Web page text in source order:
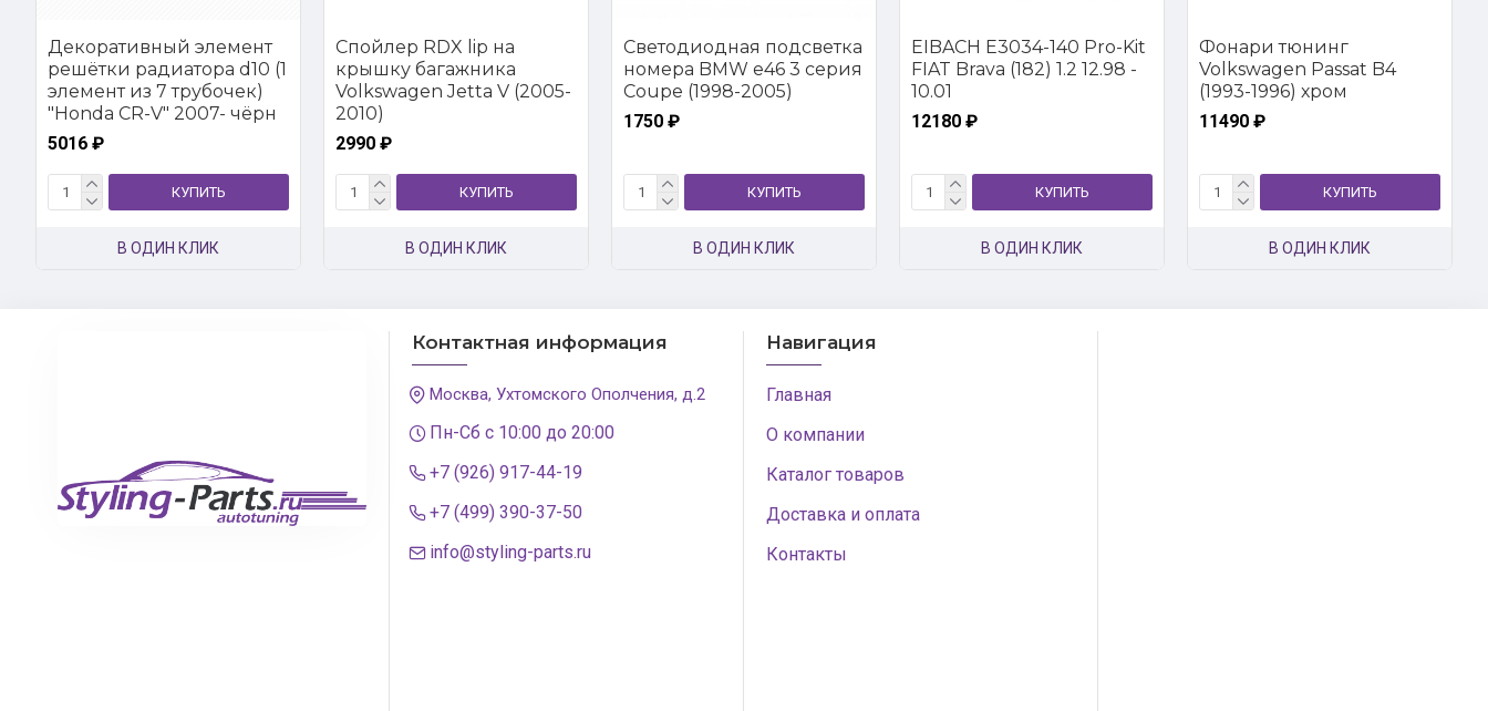
Декоративный элемент
решётки радиатора d10 (1
элемент из 7 трубочек)
"Honda CR-V" 2007- чёрн
5016 ₽
КУПИТЬ
В ОДИН КЛИК
Спойлер RDX lip на
крышку багажника
Volkswagen Jetta V (2005-
2010)
2990 ₽
КУПИТЬ
В ОДИН КЛИК
Светодиодная подсветка
номера BMW e46 3 серия
Coupe (1998-2005)
1750 ₽
КУПИТЬ
В ОДИН КЛИК
EIBACH E3034-140 Pro-Kit
FIAT Brava (182) 1.2 12.98 -
10.01
12180 ₽
КУПИТЬ
В ОДИН КЛИК
Фонари тюнинг
Volkswagen Passat B4
(1993-1996) хром
11490 ₽
КУПИТЬ
В ОДИН КЛИК
Контактная информация
Москва, Ухтомского Ополчения, д.2
Пн-Сб с 10:00 до 20:00
+7 (926) 917-44-19
+7 (499) 390-37-50
info@styling-parts.ru
Навигация
Главная
О компании
Каталог товаров
Доставка и оплата
Контакты